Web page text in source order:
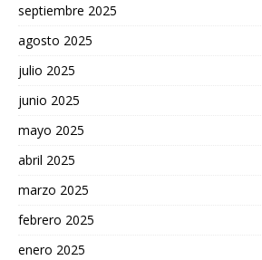
septiembre 2025
agosto 2025
julio 2025
junio 2025
mayo 2025
abril 2025
marzo 2025
febrero 2025
enero 2025